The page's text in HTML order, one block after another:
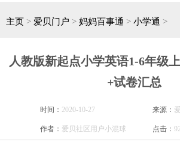
主页 > 爱贝门户 > 妈妈百事通 > 小学通 >
人教版新起点小学英语1-6年级
+试卷汇总
时间： 2020-10-27 来源：
作者： 爱贝社区用户小混球 点击：